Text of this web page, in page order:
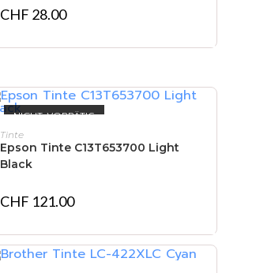
CHF 28.00
NICHT VORRÄTIG
Tinte
Epson Tinte C13T653700 Light
Black
CHF 121.00